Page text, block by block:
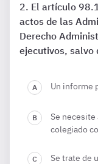
El artículo
actos de las
Derecho
ejecutivos, salvo
Un informe
Se
colegiado
Se trate de